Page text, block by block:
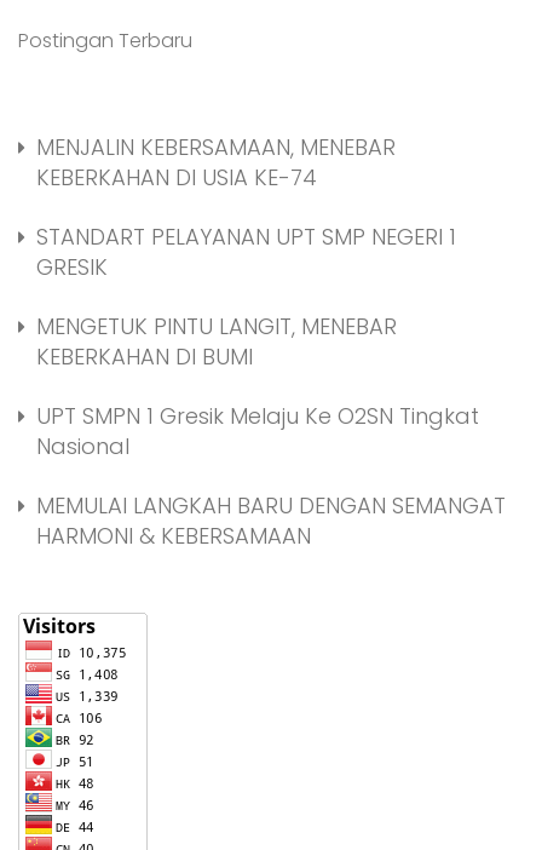
Postingan Terbaru
MENJALIN KEBERSAMAAN, MENEBAR
KEBERKAHAN DI USIA KE-74
STANDART PELAYANAN UPT SMP NEGERI 1
GRESIK
MENGETUK PINTU LANGIT, MENEBAR
KEBERKAHAN DI BUMI
UPT SMPN 1 Gresik Melaju Ke O2SN Tingkat
Nasional
MEMULAI LANGKAH BARU DENGAN SEMANGAT
HARMONI & KEBERSAMAAN